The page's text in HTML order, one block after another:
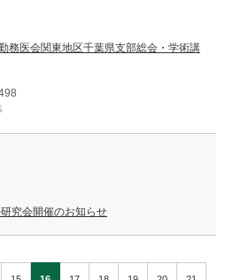
務医会関東地区千葉県支部総会・学術講
究会開催のお知らせ